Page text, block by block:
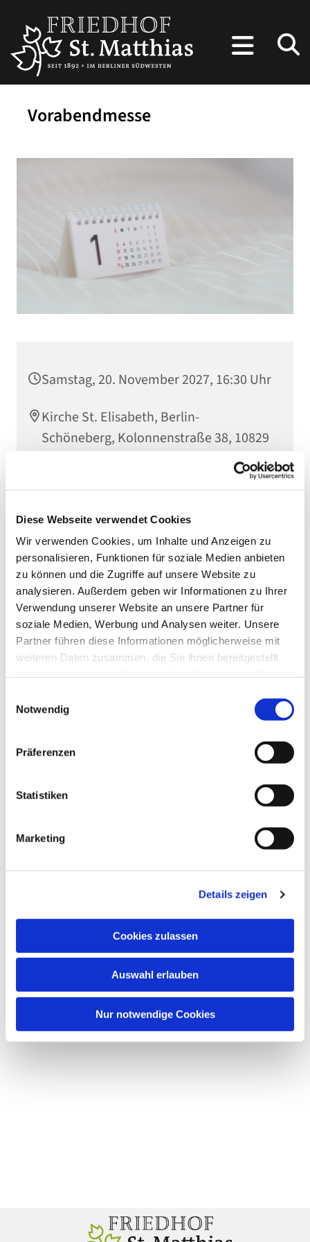
Diese Webseite verwendet Cookies
Wir verwenden Cookies, um Inhalte und Anzeigen zu
personalisieren, Funktionen für soziale Medien anbieten
zu können und die Zugriffe auf unsere Website zu
analysieren. Außerdem geben wir Informationen zu Ihrer
Verwendung unserer Website an unsere Partner für
soziale Medien, Werbung und Analysen weiter. Unsere
Partner führen diese Informationen möglicherweise mit
weiteren Daten zusammen, die Sie ihnen bereitgestellt
Notwendig
Präferenzen
Statistiken
Marketing
Details zeigen
Cookies zulassen
Auswahl erlauben
Nur notwendige Cookies
Vorabendmesse
Samstag, 20. November 2027, 16:30 Uhr
Kirche St. Elisabeth, Berlin-
Schöneberg, Kolonnenstraße 38, 10829